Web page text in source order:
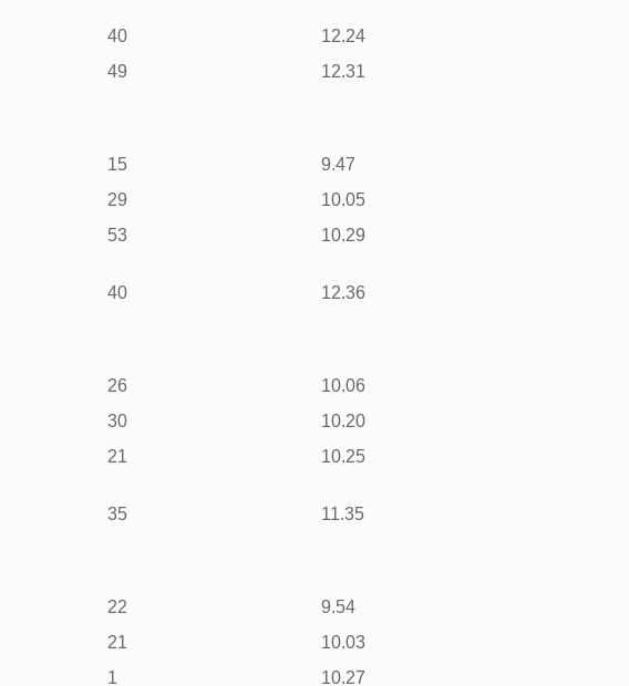
40
12.24
49 12.31
15
9.47
29
10.05
53 10.29
40 12.36
26
10.06
30
10.20
21 10.25
35 11.35
22
9.54
21
10.03
1 10.27